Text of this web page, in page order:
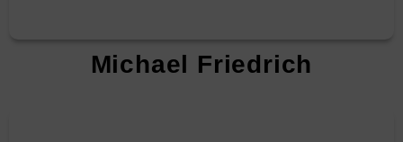
Michael Friedrich